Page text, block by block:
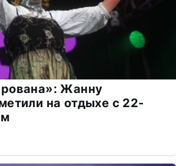
Жанну
на отдыхе с 22-